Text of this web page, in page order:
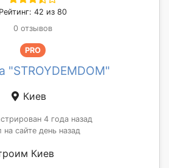
Рейтинг: 42 из 80
0 отзывов
PRO
"STROYDEMDOM"
Киев
4 года назад
на сайте день назад
Киев